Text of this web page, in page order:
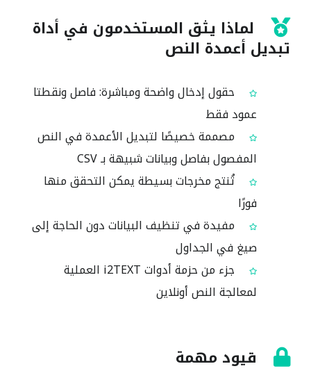
لماذا يثق المستخدمون في أداة
تبديل أعمدة النص
حقول إدخال واضحة ومباشرة: فاصل ونقطتا
عمود فقط
مصممة خصيصًا لتبديل الأعمدة في النص
المفصول بفاصل وبيانات شبيهة بـ CSV
تُنتج مخرجات بسيطة يمكن التحقق منها
فورًا
مفيدة في تنظيف البيانات دون الحاجة إلى
صيغ في الجداول
جزء من حزمة أدوات i2TEXT العملية
لمعالجة النص أونلاين
قيود مهمة